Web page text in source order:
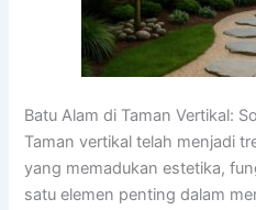
Batu Alam di Taman Vertikal:
Taman vertikal telah menjadi
yang memadukan estetika,
satu elemen penting dalam